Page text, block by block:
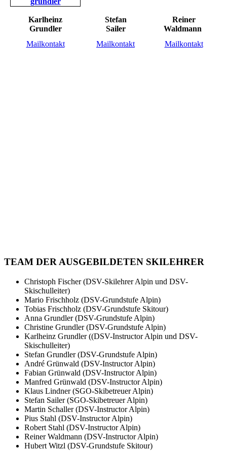
Karlheinz
Grundler
Stefan
Sailer
Reiner
Waldmann
Mailkontakt
Mailkontakt Mailkontakt
TEAM DER AUSGEBILDETEN SKILEHRER
Christoph Fischer (DSV-Skilehrer Alpin und DSV-
Skischulleiter)
Mario Frischholz (DSV-Grundstufe Alpin)
Tobias Frischholz (DSV-Grundstufe Skitour)
Anna Grundler (DSV-Grundstufe Alpin)
Christine Grundler (DSV-Grundstufe Alpin)
Karlheinz Grundler ((DSV-Instructor Alpin und DSV-
Skischulleiter)
Stefan Grundler (DSV-Grundstufe Alpin)
André Grünwald (DSV-Instructor Alpin)
Fabian Grünwald (DSV-Instructor Alpin)
Manfred Grünwald (DSV-Instructor Alpin)
Klaus Lindner (SGO-Skibetreuer Alpin)
Stefan Sailer (SGO-Skibetreuer Alpin)
Martin Schaller (DSV-Instructor Alpin)
Pius Stahl (DSV-Instructor Alpin)
Robert Stahl (DSV-Instructor Alpin)
Reiner Waldmann (DSV-Instructor Alpin)
Hubert Witzl (DSV-Grundstufe Skitour)